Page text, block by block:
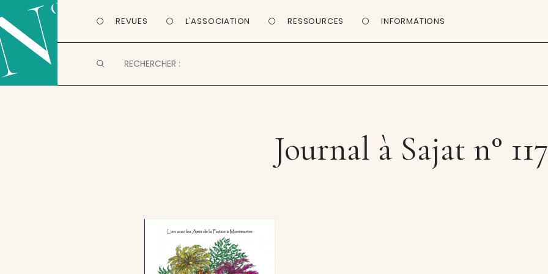
REVUES L'ASSOCIATION RESSOURCES INFORMATIONS
Journal à Sajat n° 117